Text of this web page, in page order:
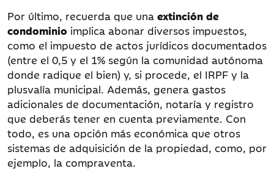
Por último, recuerda que una extinción de
condominio implica abonar diversos impuestos,
como el impuesto de actos jurídicos documentados
(entre el 0,5 y el 1% según la comunidad autónoma
donde radique el bien) y, si procede, el IRPF y la
plusvalía municipal. Además, genera gastos
adicionales de documentación, notaría y registro
que deberás tener en cuenta previamente. Con
todo, es una opción más económica que otros
sistemas de adquisición de la propiedad, como, por
ejemplo, la compraventa.